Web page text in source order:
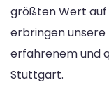
größten Wert auf
erbringen unsere
erfahrenem und
Stuttgart.